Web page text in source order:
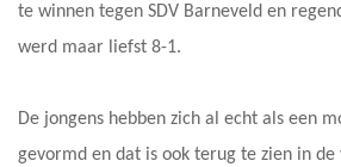
te winnen tegen SDV Barneveld en
werd maar liefst 8-1.
De jongens hebben zich al echt als een
gevormd en dat is ook terug te zien in